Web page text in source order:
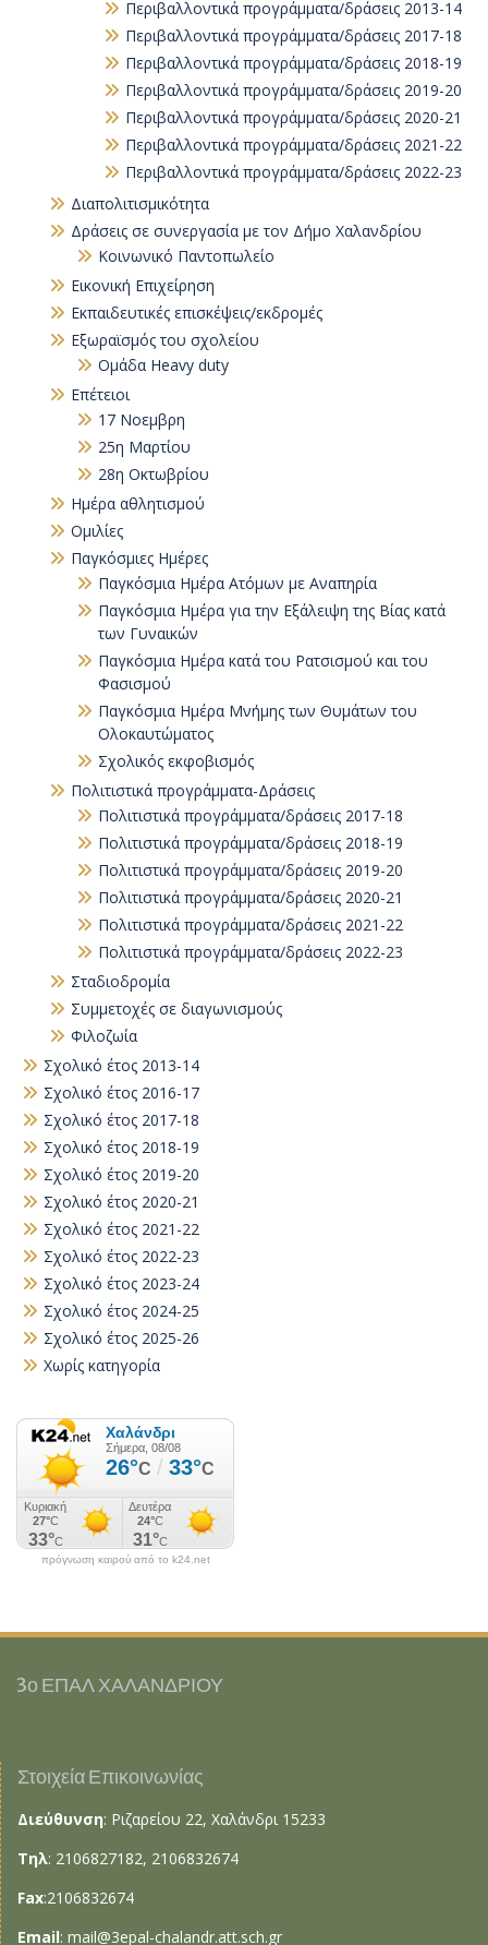
Περιβαλλοντικά προγράμματα/δράσεις 2013-14
Περιβαλλοντικά προγράμματα/δράσεις 2017-18
Περιβαλλοντικά προγράμματα/δράσεις 2018-19
Περιβαλλοντικά προγράμματα/δράσεις 2019-20
Περιβαλλοντικά προγράμματα/δράσεις 2020-21
Περιβαλλοντικά προγράμματα/δράσεις 2021-22
Περιβαλλοντικά προγράμματα/δράσεις 2022-23
Διαπολιτισμικότητα
Δράσεις σε συνεργασία με τον Δήμο Χαλανδρίου
Κοινωνικό Παντοπωλείο
Εικονική Επιχείρηση
Εκπαιδευτικές επισκέψεις/εκδρομές
Εξωραϊσμός του σχολείου
Ομάδα Heavy duty
Επέτειοι
17 Νοεμβρη
25η Μαρτίου
28η Οκτωβρίου
Ημέρα αθλητισμού
Ομιλίες
Παγκόσμιες Ημέρες
Παγκόσμια Ημέρα Ατόμων με Αναπηρία
Παγκόσµια Ηµέρα για την Εξάλειψη της Βίας κατά
των Γυναικών
Παγκόσμια Ημέρα κατά του Ρατσισμού και του
Φασισμού
Παγκόσμια Ημέρα Μνήμης των Θυμάτων του
Ολοκαυτώματος
Σχολικός εκφοβισμός
Πολιτιστικά προγράμματα-Δράσεις
Πολιτιστικά προγράμματα/δράσεις 2017-18
Πολιτιστικά προγράμματα/δράσεις 2018-19
Πολιτιστικά προγράμματα/δράσεις 2019-20
Πολιτιστικά προγράμματα/δράσεις 2020-21
Πολιτιστικά προγράμματα/δράσεις 2021-22
Πολιτιστικά προγράμματα/δράσεις 2022-23
Σταδιοδρομία
Συμμετοχές σε διαγωνισμούς
Φιλοζωία
Σχολικό έτος 2013-14
Σχολικό έτος 2016-17
Σχολικό έτος 2017-18
Σχολικό έτος 2018-19
Σχολικό έτος 2019-20
Σχολικό έτος 2020-21
Σχολικό έτος 2021-22
Σχολικό έτος 2022-23
Σχολικό έτος 2023-24
Σχολικό έτος 2024-25
Σχολικό έτος 2025-26
Χωρίς κατηγορία
πρόγνωση καιρού από το k24.net
3ο ΕΠΑΛ ΧΑΛΑΝΔΡΙΟΥ
Στοιχεία Επικοινωνίας
Διεύθυνση: Ριζαρείου 22, Χαλάνδρι 15233
Τηλ: 2106827182, 2106832674
Fax:2106832674
Email: mail@3epal-chalandr.att.sch.gr